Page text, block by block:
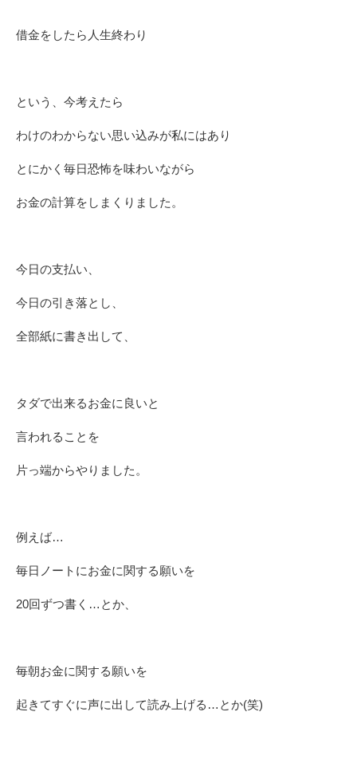
借金をしたら人生終わり
という、今考えたら
わけのわからない思い込みが私にはあり
とにかく毎日恐怖を味わいながら
お金の計算をしまくりました。
今日の支払い、
今日の引き落とし、
全部紙に書き出して、
タダで出来るお金に良いと
言われることを
片っ端からやりました。
例えば…
毎日ノートにお金に関する願いを
20回ずつ書く…とか、
毎朝お金に関する願いを
起きてすぐに声に出して読み上げる…とか(笑)